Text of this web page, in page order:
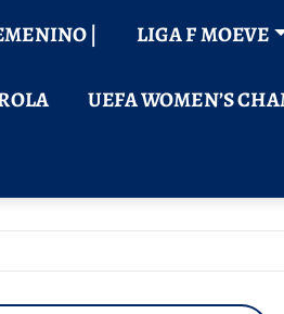
| LIGA F MOEVE
UEFA WOMEN’S